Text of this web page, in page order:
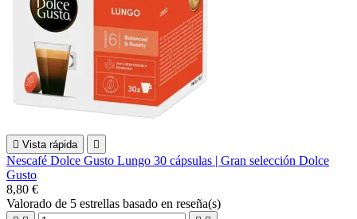
 Vista rápida 
Nescafé Dolce Gusto Lungo 30 cápsulas | Gran selección Dolce
Gusto
8,80 €
Valorado de 5 estrellas basado en reseña(s)